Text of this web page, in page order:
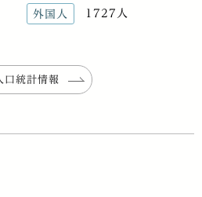
外国人 1727人
口統計情報